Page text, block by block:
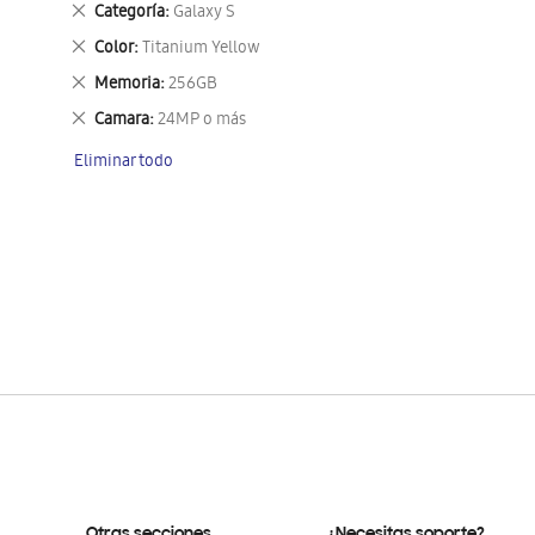
Categoría Galaxy S
Eliminar
este
artículo
Color Titanium Yellow
Eliminar
este
artículo
Memoria 256GB
Eliminar
este
artículo
Camara 24MP o más
Eliminar
artículo
Eliminar todo